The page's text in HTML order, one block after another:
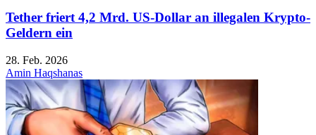
Tether friert 4,2 Mrd. US-Dollar an illegalen Krypto-
Geldern ein
28. Feb. 2026
Amin Haqshanas